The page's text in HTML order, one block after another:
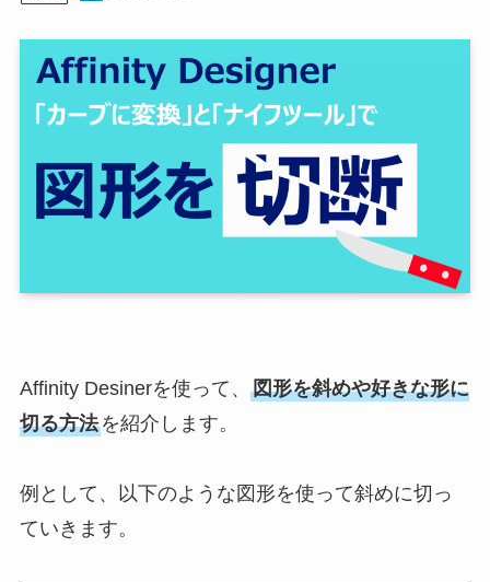
Affinity Desinerを使って、 図形を斜めや好きな形に
切る方法を紹介します。
例として、以下のような図形を使って斜めに切っ
ていきます。